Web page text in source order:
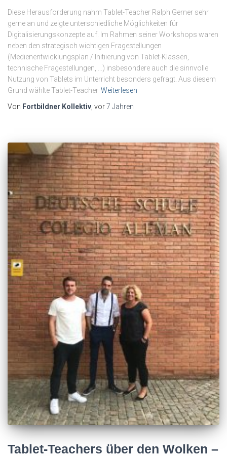
Diese Herausforderung nahm Tablet-Teacher Ralph Gerner sehr
gerne an und zeigte unterschiedliche Möglichkeiten für
Digitalisierungskonzepte auf. Im Rahmen seiner Workshops waren
neben den strategisch wichtigen Fragestellungen
(Medienentwicklungsplan / Initiierung von Tablet-Klassen,
technische Fragestellungen, …) insbesondere auch die sinnvolle
Nutzung von Tablets im Unterricht besonders gefragt. Aus diesem
Grund wählte Tablet-Teacher Weiterlesen
Von Fortbildner Kollektiv , vor7 Jahren
Tablet-Teachers über den Wolken –